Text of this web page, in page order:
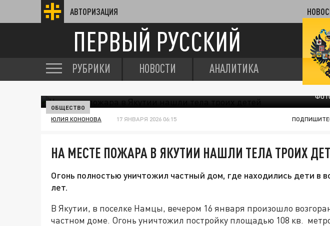
АВТОРИЗАЦИЯ
ПЕРВЫЙ РУССКИЙ
РУБРИКИ НОВОСТИ АНАЛИТИКА
ОБЩЕСТВО
ЮЛИЯ КОНОНОВА 17 ЯНВАРЯ 2026 06:15
НА МЕСТЕ ПОЖАРА В ЯКУТИИ НАШЛИ ТЕЛА ТРОИХ
Огонь полностью уничтожил частный дом, где находились дети в
лет.
В Якутии, в поселке Намцы, вечером 16 января произошло
частном доме. Огонь уничтожил постройку площадью 108 кв.